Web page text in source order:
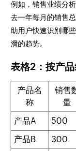
例如，销售业绩分
去一年每月的销售
助用户快速识别哪
滑的趋势。
表格2：按产
产品名
称
销售
量
产品A
500
产品B
300